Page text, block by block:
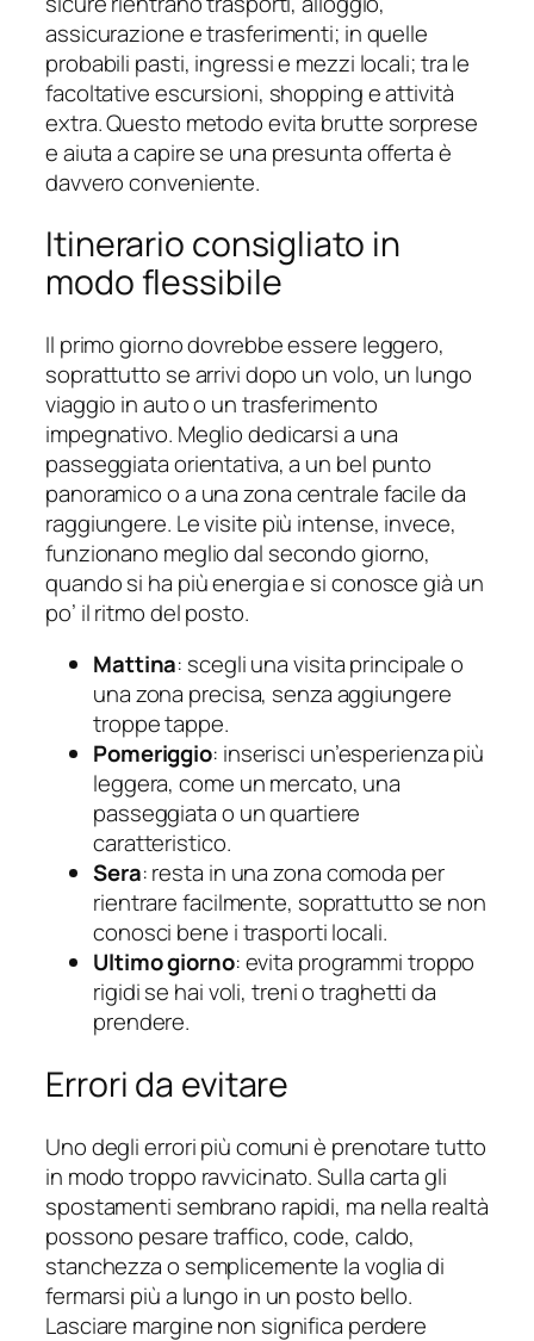
assicurazione e trasferimenti; in quelle
probabili pasti, ingressi e mezzi locali; tra le
facoltative escursioni, shopping e attività
extra. Questo metodo evita brutte sorprese
e aiuta a capire se una presunta offerta è
davvero conveniente.
Itinerario consigliato in
modo flessibile
Il primo giorno dovrebbe essere leggero,
soprattutto se arrivi dopo un volo, un lungo
viaggio in auto o un trasferimento
impegnativo. Meglio dedicarsi a una
passeggiata orientativa, a un bel punto
panoramico o a una zona centrale facile da
raggiungere. Le visite più intense, invece,
funzionano meglio dal secondo giorno,
quando si ha più energia e si conosce già un
po’ il ritmo del posto.
Mattina: scegli una visita principale o
una zona precisa, senza aggiungere
troppe tappe.
Pomeriggio: inserisci un’esperienza più
leggera, come un mercato, una
passeggiata o un quartiere
caratteristico.
Sera: resta in una zona comoda per
rientrare facilmente, soprattutto se non
conosci bene i trasporti locali.
Ultimo giorno: evita programmi troppo
rigidi se hai voli, treni o traghetti da
prendere.
Errori da evitare
Uno degli errori più comuni è prenotare tutto
in modo troppo ravvicinato. Sulla carta gli
spostamenti sembrano rapidi, ma nella realtà
possono pesare traffico, code, caldo,
stanchezza o semplicemente la voglia di
fermarsi più a lungo in un posto bello.
Lasciare margine non significa perdere